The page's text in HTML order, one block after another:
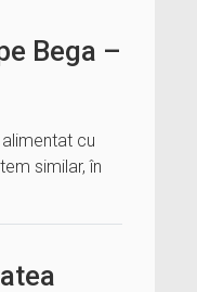
Bega –
cu
similar, în